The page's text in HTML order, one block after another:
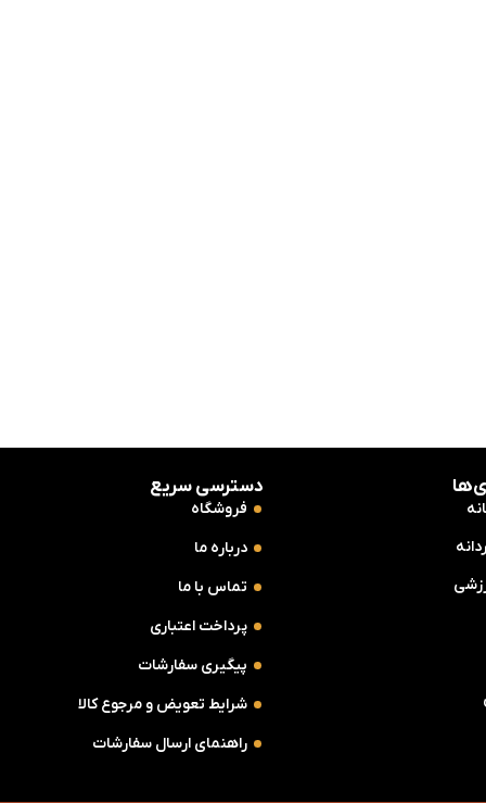
دسترسی سریع
فروشگاه
درباره ما
تماس با ما
پرداخت اعتباری
پیگیری سفارشات
شرایط تعویض و مرجوع کالا
راهنمای ارسال سفارشات